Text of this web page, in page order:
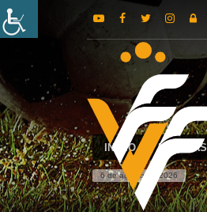
INICIO NOTICIAS
6 de agosto de 2026